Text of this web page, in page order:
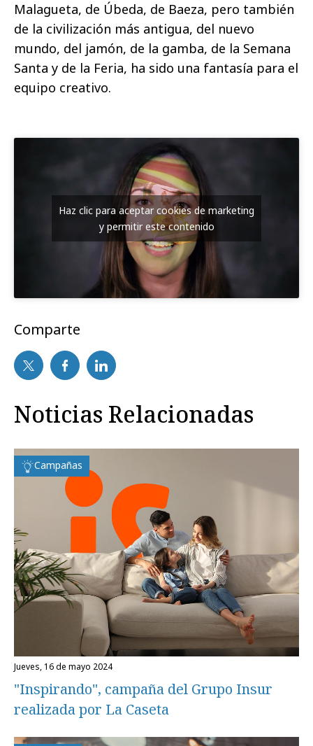
Malagueta, de Úbeda, de Baeza, pero también
de la civilización más antigua, del nuevo
mundo, del jamón, de la gamba, de la Semana
Santa y de la Feria, ha sido una fantasía para el
equipo creativo.
Haz clic para aceptar cookies de marketing
y permitir este contenido
Comparte
Noticias Relacionadas
Campañas
jueves, 16 de mayo 2024
"Inspirando", campaña del Grupo Insur
realizada por La Caseta